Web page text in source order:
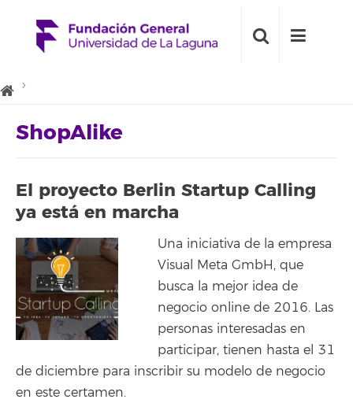
ShopAlike
El proyecto Berlin Startup Calling
ya está en marcha
Una iniciativa de la empresa
Visual Meta GmbH, que
busca la mejor idea de
negocio online de 2016. Las
personas interesadas en
participar, tienen hasta el 31
de diciembre para inscribir su modelo de negocio
en este certamen.